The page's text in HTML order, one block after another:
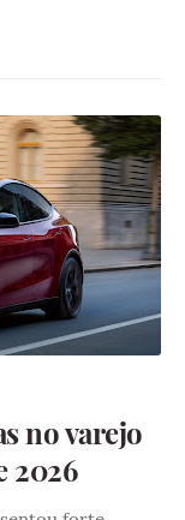
no varejo
2026